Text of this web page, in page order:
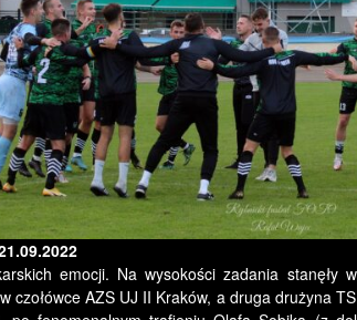
emocji. Na wysokości zadania stanęły
czołówce AZS UJ II Kraków, a druga drużyna